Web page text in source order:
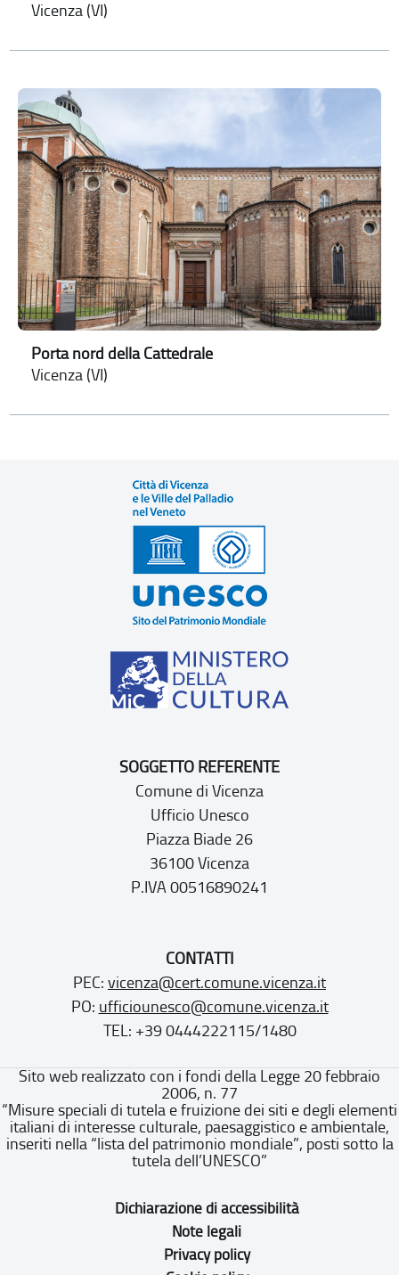
Vicenza (VI)
Porta nord della Cattedrale
Vicenza (VI)
SOGGETTO REFERENTE
Comune di Vicenza
Ufficio Unesco
Piazza Biade 26
36100 Vicenza
P.IVA 00516890241
CONTATTI
PEC: vicenza@cert.comune.vicenza.it
PO: ufficiounesco@comune.vicenza.it
TEL: +39 0444222115/1480
Sito web realizzato con i fondi della Legge 20 febbraio
2006, n. 77
“Misure speciali di tutela e fruizione dei siti e degli elementi
italiani di interesse culturale, paesaggistico e ambientale,
inseriti nella “lista del patrimonio mondiale”, posti sotto la
tutela dell’UNESCO”
Dichiarazione di accessibilità
Note legali
Privacy policy